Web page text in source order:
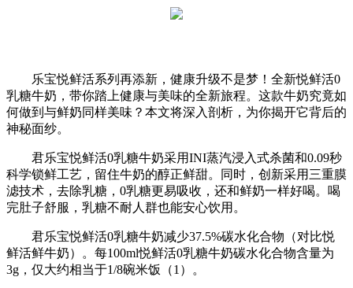
乐宝悦鲜活系列再添新，健康升级不是梦！全新悦鲜活0
乳糖牛奶，带你踏上健康与美味的全新旅程。这款牛奶究竟如
何做到与鲜奶同样美味？本文将深入剖析，为你揭开它背后的
神秘面纱。
君乐宝悦鲜活0乳糖牛奶采用INI蒸汽浸入式杀菌和0.09秒
科学锁鲜工艺，留住牛奶的醇正鲜甜。同时，创新采用三重膜
滤技术，去除乳糖，0乳糖更易吸收，还和鲜奶一样好喝。喝
完肚子舒服，乳糖不耐人群也能安心饮用。
君乐宝悦鲜活0乳糖牛奶减少37.5%碳水化合物（对比悦
鲜活鲜牛奶）。每100ml悦鲜活0乳糖牛奶碳水化合物含量为
3g，仅大约相当于1/8碗米饭（1）。